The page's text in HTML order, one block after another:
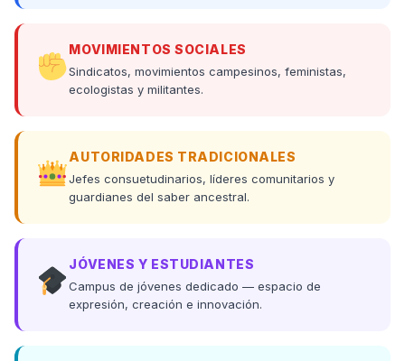
MOVIMIENTOS SOCIALES
Sindicatos, movimientos campesinos, feministas,
ecologistas y militantes.
AUTORIDADES TRADICIONALES
Jefes consuetudinarios, líderes comunitarios y
guardianes del saber ancestral.
JÓVENES Y ESTUDIANTES
Campus de jóvenes dedicado — espacio de
expresión, creación e innovación.